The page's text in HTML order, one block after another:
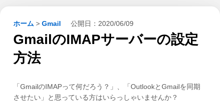
ホーム > Gmail 公開日： 2020/06/09
GmailのIMAPサーバーの設定
方法
「GmailのIMAPって何だろう？」、「OutlookとGmailを同期
させたい」と思っている方はいらっしゃいませんか？